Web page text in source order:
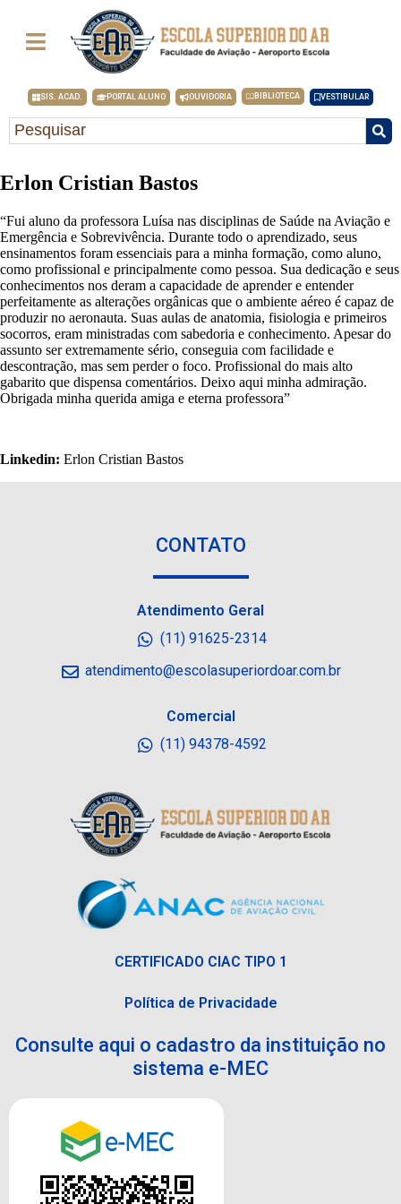
SIS. ACAD. PORTAL ALUNO OUVIDORIA BIBLIOTECA VESTIBULAR
Erlon Cristian Bastos
“Fui aluno da professora Luísa nas disciplinas de Saúde na Aviação e
Emergência e Sobrevivência. Durante todo o aprendizado, seus
ensinamentos foram essenciais para a minha formação, como aluno,
como profissional e principalmente como pessoa. Sua dedicação e seus
conhecimentos nos deram a capacidade de aprender e entender
perfeitamente as alterações orgânicas que o ambiente aéreo é capaz de
produzir no aeronauta. Suas aulas de anatomia, fisiologia e primeiros
socorros, eram ministradas com sabedoria e conhecimento. Apesar do
assunto ser extremamente sério, conseguia com facilidade e
descontração, mas sem perder o foco. Profissional do mais alto
gabarito que dispensa comentários. Deixo aqui minha admiração.
Obrigada minha querida amiga e eterna professora”
Linkedin: Erlon Cristian Bastos
CONTATO
Atendimento Geral
(11) 91625-2314
atendimento@escolasuperiordoar.com.br
Comercial
(11) 94378-4592
CERTIFICADO CIAC TIPO 1
Política de Privacidade
Consulte aqui o cadastro da instituição no
sistema e-MEC